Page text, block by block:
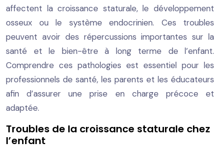
affectent la croissance staturale, le développement
osseux ou le système endocrinien. Ces troubles
peuvent avoir des répercussions importantes sur la
santé et le bien-être à long terme de l’enfant.
Comprendre ces pathologies est essentiel pour les
professionnels de santé, les parents et les éducateurs
afin d’assurer une prise en charge précoce et
adaptée.
Troubles de la croissance staturale chez
l’enfant